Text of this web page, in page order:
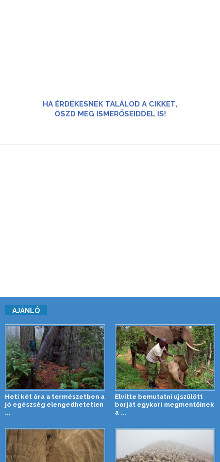
HA ÉRDEKESNEK TALÁLOD A CIKKET,
OSZD MEG ISMERŐSEIDDEL IS!
AJÁNLÓ
Heti két óra a természetben a
jó egészség elengedhetetlen
...
Elvitte bemutatni újszülött
borját egykori megmentőinek
a ...